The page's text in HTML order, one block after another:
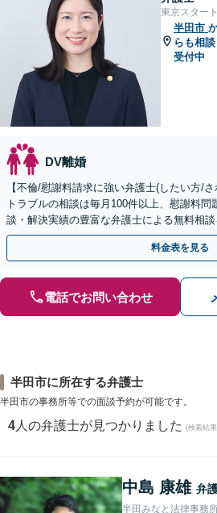
東京スター
半田市
らも相談
受付中
DV離婚
【不倫/慰謝料請求に強い弁護士(したい方/
トラブルの相談は毎月100件以上、慰謝料問
談・解決実績の豊富な弁護士による無料相
倫相談は初回0円】【全国対応】
料金表を見る
電話でお問い合わせ
半田市に所在する弁護士
半田市の事務所等での面談予約が可能です。
4 人の弁護士が見つかりました (検索結
中島 康雄 弁
半田みなと法律事務